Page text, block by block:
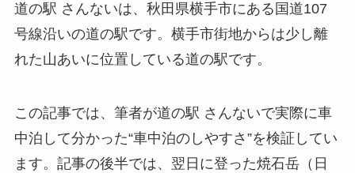
道の駅 さんないは、秋田県横手市にある国道107
号線沿いの道の駅です。横手市街地からは少し離
れた山あいに位置している道の駅です。
この記事では、筆者が道の駅 さんないで実際に車
中泊して分かった“車中泊のしやすさ”を検証してい
ます。記事の後半では、翌日に登った焼石岳（日